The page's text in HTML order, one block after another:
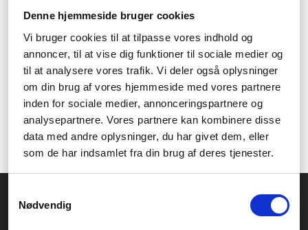
Denne hjemmeside bruger cookies
Vi bruger cookies til at tilpasse vores indhold og
annoncer, til at vise dig funktioner til sociale medier og
til at analysere vores trafik. Vi deler også oplysninger
om din brug af vores hjemmeside med vores partnere
inden for sociale medier, annonceringspartnere og
analysepartnere. Vores partnere kan kombinere disse
data med andre oplysninger, du har givet dem, eller
som de har indsamlet fra din brug af deres tjenester.
Nødvendig
for dig og for gæster.
Her komme Yeeligh tilbehør ind i billedet. Det vil ofte være, hvis
du gerne vil have en smart kontakt, der gør det nemt og
bekvemt for dig at styre enYeelight lampe. Det kan dog også
være en trådløs opladningspude eller lignende.
Det giver dig muligheden for at styre belysningen i dit hjem, på
præcis den måde du gerne vil. Det er ikke nødvendigt med
Yeelight tilbør, men det er en rar mulighed at have adgang til.
CVR.: 26208637